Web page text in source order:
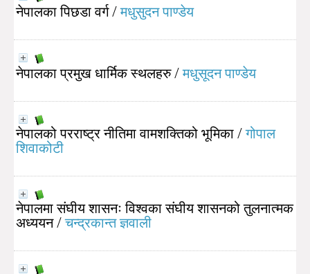
नेपालका पिछडा वर्ग/मधुसुदन पाण्डेय
नेपालका प्रमुख धार्मिक स्थलहरु/मधुसूदन पाण्डेय
नेपालको परराष्ट्र नीतिमा वामशक्तिको भूमिका/गोपाल
शिवाकोटी
नेपालमा संघीय शासनः विश्वका संघीय शासनको तुलनात्मक
अध्ययन/चन्द्रकान्त ज्ञवाली